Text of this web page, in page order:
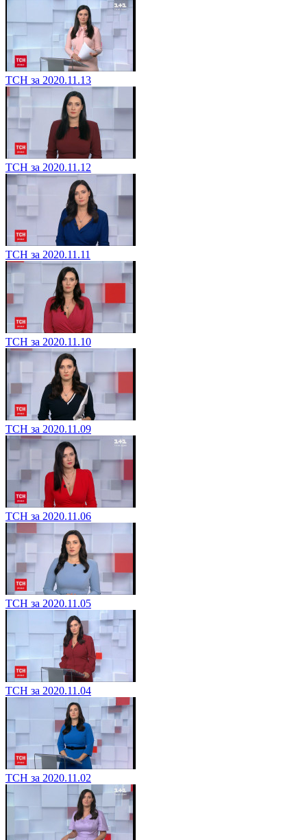
ТСН за 2020.11.13
ТСН за 2020.11.12
ТСН за 2020.11.11
ТСН за 2020.11.10
ТСН за 2020.11.09
ТСН за 2020.11.06
ТСН за 2020.11.05
ТСН за 2020.11.04
ТСН за 2020.11.02